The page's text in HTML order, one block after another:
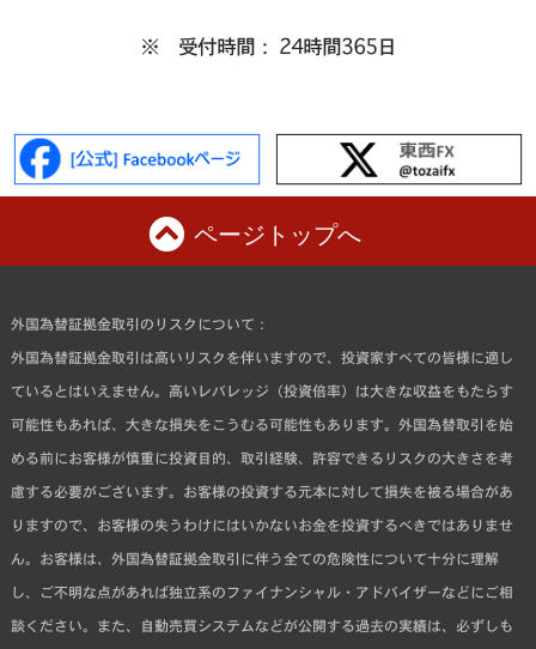
※ 受付時間： 24時間365日
ページトップへ
外国為替証拠金取引のリスクについて：
外国為替証拠金取引は高いリスクを伴いますので、投資家すべての皆様に適し
ているとはいえません。高いレバレッジ（投資倍率）は大きな収益をもたらす
可能性もあれば、大きな損失をこうむる可能性もあります。外国為替取引を始
める前にお客様が慎重に投資目的、取引経験、許容できるリスクの大きさを考
慮する必要がございます。お客様の投資する元本に対して損失を被る場合があ
りますので、お客様の失うわけにはいかないお金を投資するべきではありませ
ん。お客様は、外国為替証拠金取引に伴う全ての危険性について十分に理解
し、ご不明な点があれば独立系のファイナンシャル・アドバイザーなどにご相
談ください。また、自動売買システムなどが公開する過去の実績は、必ずしも